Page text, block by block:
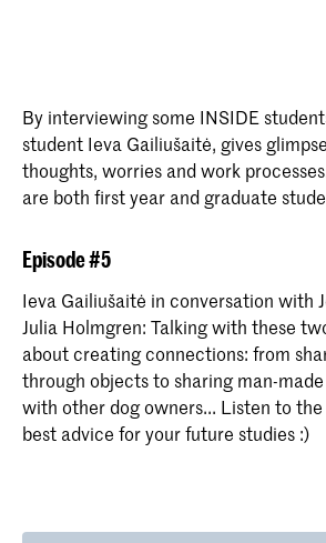
By interviewing some INSIDE
student Ieva Gailiušaitė, gives
thoughts, worries and work
are both first year and graduate
Episode #5
Ieva Gailiušaitė in conversation with
Julia Holmgren: Talking with these
about creating connections: from
through objects to sharing man-
with other dog owners... Listen to
best advice for your future studies :)